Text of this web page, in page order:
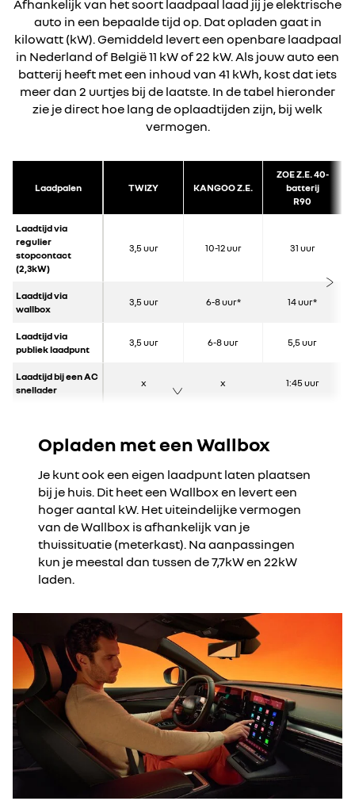
Afhankelijk van het soort laadpaal laad jij je elektrische
auto in een bepaalde tijd op. Dat opladen gaat in
kilowatt (kW). Gemiddeld levert een openbare laadpaal
in Nederland of België 11 kW of 22 kW. Als jouw auto een
batterij heeft met een inhoud van 41 kWh, kost dat iets
meer dan 2 uurtjes bij de laatste. In de tabel hieronder
zie je direct hoe lang de oplaadtijden zijn, bij welk
vermogen.
Laadpalen TWIZY KANGOO Z.E.
ZOE Z.E. 40-
batterij
R90
Laadtijd via
regulier
stopcontact
(2,3kW)
3,5 uur 10-12 uur 31 uur
Laadtijd via
wallbox
3,5 uur 6-8 uur* 14 uur*
Laadtijd via
publiek laadpunt
3,5 uur 6-8 uur 5,5 uur
Laadtijd bij een AC
snellader
x x 1:45 uur
Opladen met een Wallbox
Je kunt ook een eigen laadpunt laten plaatsen
bij je huis. Dit heet een Wallbox en levert een
hoger aantal kW. Het uiteindelijke vermogen
van de Wallbox is afhankelijk van je
thuissituatie (meterkast). Na aanpassingen
kun je meestal dan tussen de 7,7kW en 22kW
laden.